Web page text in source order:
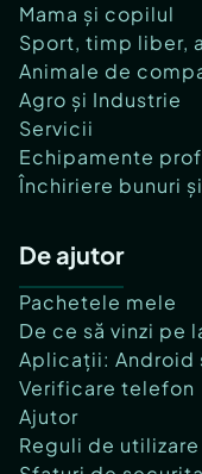
Mama și copilul
Sport, timp liber,
Animale de
Agro și Industrie
Servicii
Echipamente
Închiriere bunuri
De ajutor
Pachetele mele
De ce să vinzi pe
Aplicații: Android
Verificare telefon
Ajutor
Reguli de utilizare